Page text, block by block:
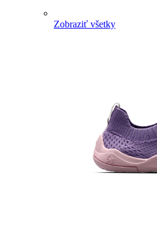
Zobraziť všetky